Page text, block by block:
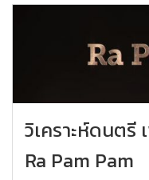
วิเคราะห์ดนตรี
Ra Pam Pam